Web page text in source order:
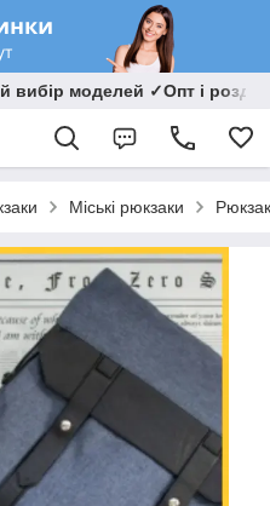
моделей ✓Опт і
Міські рюкзаки